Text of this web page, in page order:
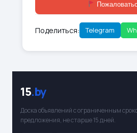
Поделиться: Telegram
15.by
Доска объявлений с ограниченным
предложения, не старше 15 дней.